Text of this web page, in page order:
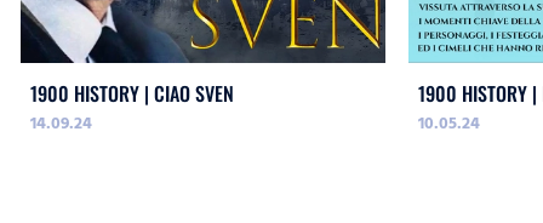
1900 HISTORY | CIAO SVEN
14.09.24
1900 HISTORY |
10.05.24